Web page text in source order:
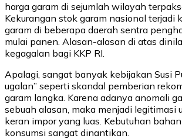
harga garam di sejumlah wilayah
Kekurangan stok garam nasional terjadi
garam di beberapa daerah sentra
mulai panen. Alasan-alasan di atas
kegagalan bagi KKP RI.
Apalagi, sangat banyak kebijakan Susi
ugalan” seperti skandal pemberian
garam langka. Karena adanya anomali
sebuah alasan, maka menjadi legitimasi
keran impor yang luas. Kebutuhan
konsumsi sangat dinantikan.